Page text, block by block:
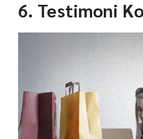
6. Testimoni